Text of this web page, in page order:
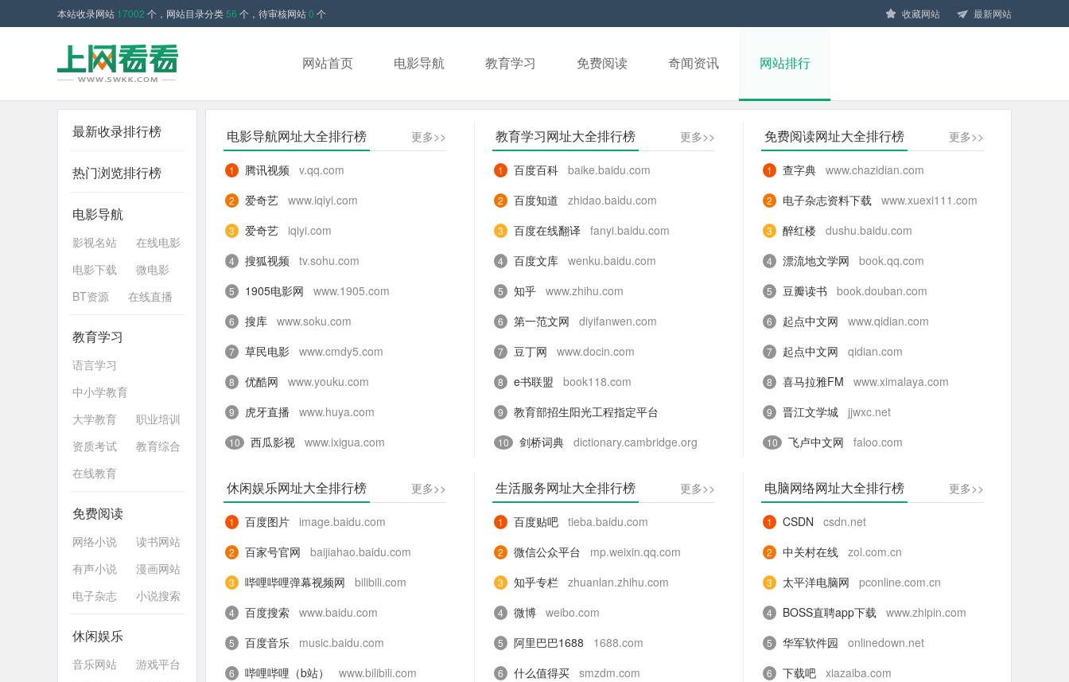
本站收录网站 17002 个，网站目录分类56 个，待审核网站0 个 收藏网站 最新网站
网站首页 电影导航 教育学习 免费阅读 奇闻资讯 网站排行
最新收录排行榜
热门浏览排行榜
电影导航
影视名站
在线电影
电影下载
微电影
BT资源
在线直播
教育学习
语言学习
中小学教育
大学教育
职业培训
资质考试
教育综合
在线教育
免费阅读
网络小说
读书网站
有声小说
漫画网站
电子杂志
小说搜索
休闲娱乐
音乐网站
游戏平台
电影导航网址大全排行榜 更多>>
1 腾讯视频 v.qq.com
2 爱奇艺 www.iqiyi.com
3 爱奇艺 iqiyi.com
4 搜狐视频 tv.sohu.com
5 1905电影网 www.1905.com
6 搜库 www.soku.com
7 草民电影 www.cmdy5.com
8 优酷网 www.youku.com
9 虎牙直播 www.huya.com
10 西瓜影视 www.ixigua.com
教育学习网址大全排行榜 更多>>
1 百度百科 baike.baidu.com
2 百度知道 zhidao.baidu.com
3 百度在线翻译 fanyi.baidu.com
4 百度文库 wenku.baidu.com
5 知乎 www.zhihu.com
6 第一范文网 diyifanwen.com
7 豆丁网 www.docin.com
8 e书联盟 book118.com
9
教育部招生阳光工程指定平台
gaokao.chsi.com.cn
10 剑桥词典 dictionary.cambridge.org
免费阅读网址大全排行榜 更多>>
1 查字典 www.chazidian.com
2 电子杂志资料下载 www.xuexi111.com
3 醉红楼 dushu.baidu.com
4 漂流地文学网 book.qq.com
5 豆瓣读书 book.douban.com
6 起点中文网 www.qidian.com
7 起点中文网 qidian.com
8 喜马拉雅FM www.ximalaya.com
9 晋江文学城 jjwxc.net
10 飞卢中文网 faloo.com
休闲娱乐网址大全排行榜 更多>>
1 百度图片 image.baidu.com
2 百家号官网 baijiahao.baidu.com
3 哔哩哔哩弹幕视频网 bilibili.com
4 百度搜索 www.baidu.com
5 百度音乐 music.baidu.com
6 哔哩哔哩（b站） www.bilibili.com
生活服务网址大全排行榜 更多>>
1 百度贴吧 tieba.baidu.com
2 微信公众平台 mp.weixin.qq.com
3 知乎专栏 zhuanlan.zhihu.com
4 微博 weibo.com
5 阿里巴巴1688 1688.com
6 什么值得买 smzdm.com
电脑网络网址大全排行榜 更多>>
1 CSDN csdn.net
2 中关村在线 zol.com.cn
3 太平洋电脑网 pconline.com.cn
4 BOSS直聘app下载 www.zhipin.com
5 华军软件园 onlinedown.net
6 下载吧 xiazaiba.com